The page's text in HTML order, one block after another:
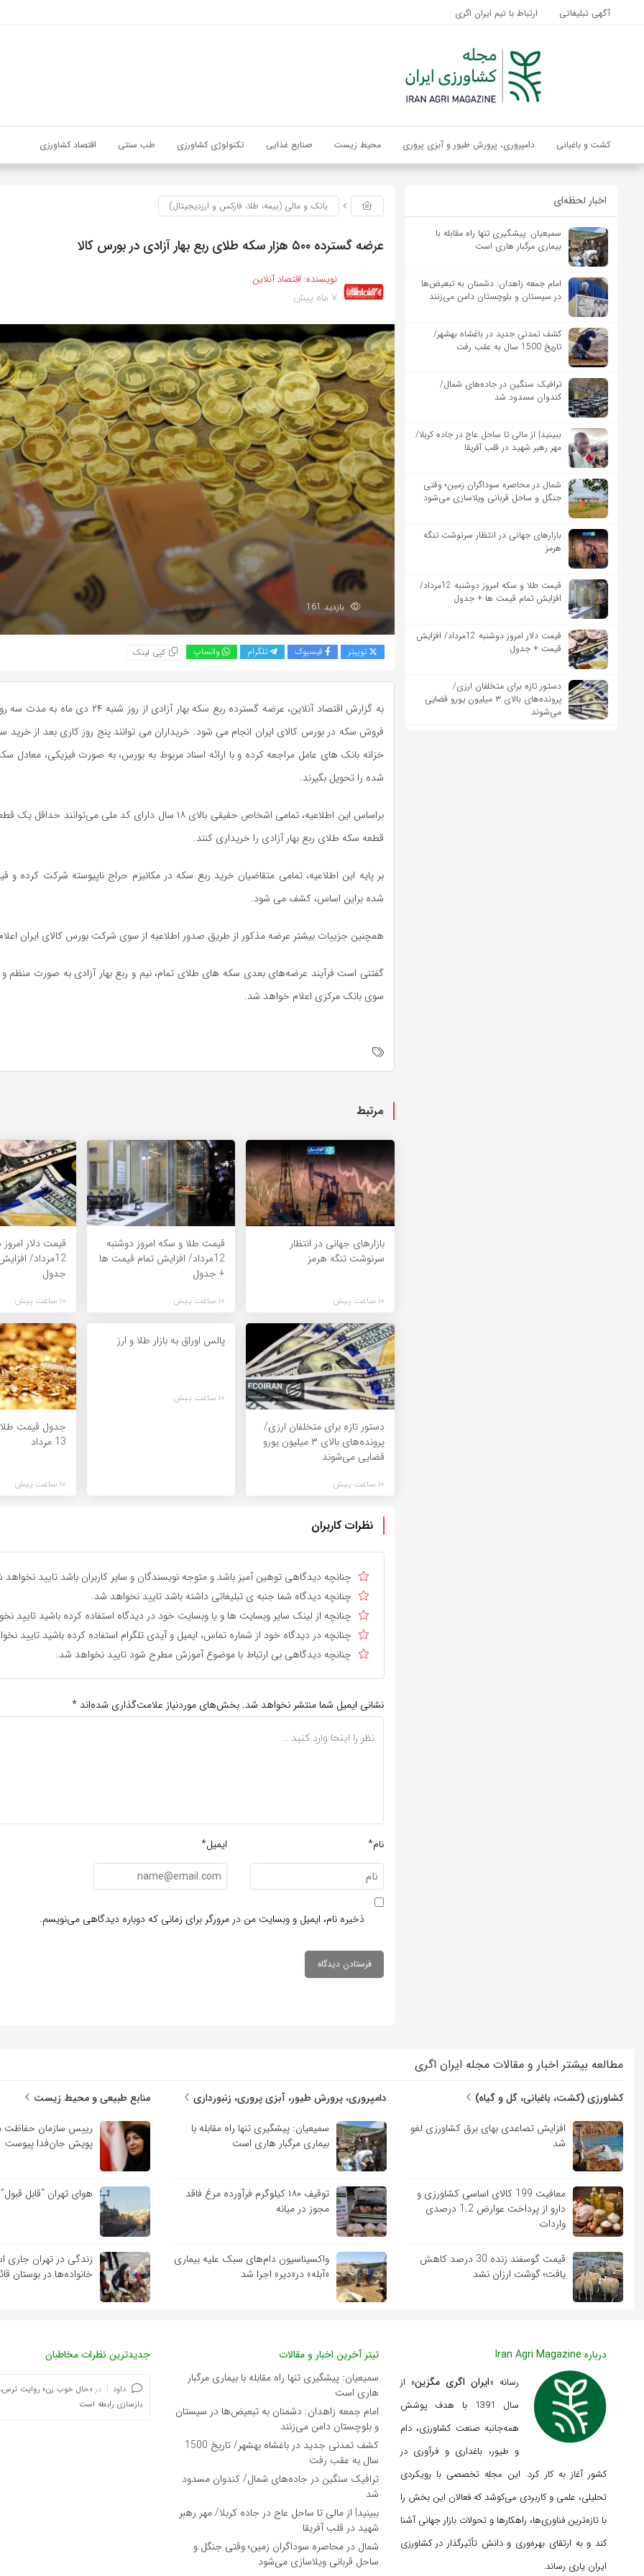
آگهی تبلیغاتی ارتباط با تیم ایران اگری
کشت و باغبانی دامپروری، پرورش طیور و آبزی پروری محیط زیست صنایع غذایی تکنولوژی کشاورزی طب سنتی اقتصاد کشاورزی
اخبار لحظه‌ای
سمیعیان: پیشگیری تنها راه مقابله با
بیماری مرگبار هاری است
امام جمعه زاهدان: دشمنان به تبعیض‌ها
در سیستان و بلوچستان دامن می‌زنند
کشف تمدنی جدید در باغشاه بهشهر/
تاریخ 1500 سال به عقب رفت
ترافیک سنگین در جاده‌های شمال/
کندوان مسدود شد
ببینید| از مالی تا ساحل عاج در جاده کربلا/
مهر رهبر شهید در قلب آفریقا
شمال در محاصره سوداگران زمین؛ وقتی
جنگل و ساحل قربانی ویلاسازی می‌شود
بازارهای جهانی در انتظار سرنوشت تنگه
هرمز
قیمت طلا و سکه امروز دوشنبه 12مرداد/
افزایش تمام قیمت ها + جدول
قیمت دلار امروز دوشنبه 12مرداد/ افزایش
قیمت + جدول
دستور تازه برای متخلفان ارزی/
پرونده‌های بالای ۳ میلیون یورو قضایی
می‌شوند
بانک و مالی (بیمه، طلا، فارکس و ارزدیجیتال)
عرضه گسترده ۵۰۰ هزار سکه طلای ربع بهار آزادی در بورس کالا
نویسنده: اقتصاد آنلاین
7 ماه پیش
بازدید 161
توییتر فیسبوک تلگرام واتساپ کپی لینک
به گزارش اقتصاد آنلاین، عرضه گسترده ربع سکه بهار آزادی
فروش سکه در بورس کالای ایران انجام می شود. خریداران می توانند پنج روز کاری بعد از خرید
خزانه بانک های عامل مراجعه کرده و با ارائه اسناد مربوط به بورس، به صورت فیزیکی، معادل
شده را تحویل بگیرند.
براساس این اطلاعیه، تمامی اشخاص حقیقی بالای ۱۸ سال دارای کد ملی
قطعه سکه طلای ربع بهار آزادی را خریداری کنند.
بر پایه این اطلاعیه، تمامی متقاضیان خرید ربع سکه در مکانیزم حراج ناپیوسته شرکت کرده
شده براین اساس، کشف می شود.
همچنین جزییات بیشتر عرضه مذکور از طریق صدور اطلاعیه از سوی شرکت بورس کالای ایران
گفتنی است فرآیند عرضه‌های بعدی سکه های طلای تمام، نیم و ربع بهار آزادی به صورت منظم و
سوی بانک مرکزی اعلام خواهد شد.
مرتبط
بازارهای جهانی در انتظار
سرنوشت تنگه هرمز
10 ساعت پیش
قیمت طلا و سکه امروز دوشنبه
12مرداد/ افزایش تمام قیمت ها
+ جدول
10 ساعت پیش
قیمت دلار امروز
12مرداد/
جدول
10 ساعت پیش
دستور تازه برای متخلفان ارزی/
پرونده‌های بالای ۳ میلیون یورو
قضایی می‌شوند
10 ساعت پیش
پالس اوراق به بازار طلا و ارز
10 ساعت پیش
جدول قیمت
13 مرداد
10 ساعت پیش
نظرات کاربران
چنانچه دیدگاهی توهین آمیز باشد و متوجه نویسندگان و سایر کاربران باشد تایید
چنانچه دیدگاه شما جنبه ی تبلیغاتی داشته باشد تایید نخواهد شد.
چنانچه از لینک سایر وبسایت ها و یا وبسایت خود در دیدگاه استفاده کرده باشید تایید
چنانچه در دیدگاه خود از شماره تماس، ایمیل و آیدی تلگرام استفاده کرده باشید تایید
چنانچه دیدگاهی بی ارتباط با موضوع آموزش مطرح شود تایید نخواهد شد.
نشانی ایمیل شما منتشر نخواهد شد. بخش‌های موردنیاز علامت‌گذاری شده‌اند *
نام* ایمیل*
ذخیره نام، ایمیل و وبسایت من در مرورگر برای زمانی که دوباره دیدگاهی می‌نویسم.
مطالعه بیشتر اخبار و مقالات مجله ایران اگری
کشاورزی (کشت، باغبانی، گل و گیاه)
افزایش تصاعدی بهای برق کشاورزی لغو
شد
معافیت 199 کالای اساسی کشاورزی و
دارو از پرداخت عوارض 1.2 درصدی
واردات
قیمت گوسفند زنده 30 درصد کاهش
یافت؛ گوشت ارزان نشد
دامپروری، پرورش طیور، آبزی پروری، زنبورداری
سمیعیان: پیشگیری تنها راه مقابله با
بیماری مرگبار هاری است
توقیف ۱۸۰ کیلوگرم فرآورده مرغ فاقد
مجوز در میانه
واکسیناسیون دام‌های سبک علیه بیماری
«آبله» در«دیر» اجرا شد
منابع طبیعی و محیط زیست
رییس سازمان
پویش جان‌فدا پیوست
هوای تهران “قابل
زندگی در تهران جاری
خانواده‌ها در بوستان
درباره Iran Agri Magazine
رسانه «ایران اگری مگزین» از
سال 1391 با هدف پوشش
همه‌جانبه صنعت کشاورزی، دام
و طیور، باغداری و فرآوری در
کشور آغاز به کار کرد. این مجله تخصصی با رویکردی
تحلیلی، علمی و کاربردی می‌کوشد کهفعالان این بخش را
با تازه‌ترین فناوری‌ها، راهکارها و تحولات بازار جهانی آشنا
کند و به ارتقای بهره‌وری و دانش تأثیرگذار در کشاورزی
ایران یاری رساند.
تیتر آخرین اخبار و مقالات
سمیعیان: پیشگیری تنها راه مقابله با بیماری مرگبار
هاری است
امام جمعه زاهدان: دشمنان به تبعیض‌ها در سیستان
و بلوچستان دامن می‌زنند
کشف تمدنی جدید در باغشاه بهشهر/ تاریخ 1500
سال به عقب رفت
ترافیک سنگین در جاده‌های شمال/ کندوان مسدود
شد
ببینید| از مالی تا ساحل عاج در جاده کربلا/ مهر رهبر
شهید در قلب آفریقا
شمال در محاصره سوداگران زمین؛ وقتی جنگل و
ساحل قربانی ویلاسازی می‌شود
جدیدترین نظرات مخاطبان
داود در «حال خوب زن» روایت
بازسازی رابطه است